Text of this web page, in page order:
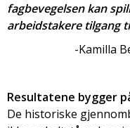
fagbevegelsen kan
arbeidstakere tilgang
-Kamilla
Resultatene bygger
De historiske